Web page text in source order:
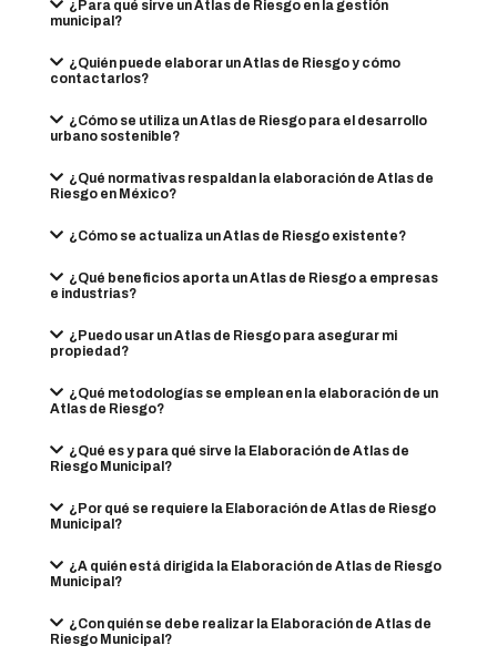
¿Para qué sirve un Atlas de Riesgo en la gestión
municipal?
¿Quién puede elaborar un Atlas de Riesgo y cómo
contactarlos?
¿Cómo se utiliza un Atlas de Riesgo para el desarrollo
urbano sostenible?
¿Qué normativas respaldan la elaboración de Atlas de
Riesgo en México?
¿Cómo se actualiza un Atlas de Riesgo existente?
¿Qué beneficios aporta un Atlas de Riesgo a empresas
e industrias?
¿Puedo usar un Atlas de Riesgo para asegurar mi
propiedad?
¿Qué metodologías se emplean en la elaboración de un
Atlas de Riesgo?
¿Qué es y para qué sirve la Elaboración de Atlas de
Riesgo Municipal?
¿Por qué se requiere la Elaboración de Atlas de Riesgo
Municipal?
¿A quién está dirigida la Elaboración de Atlas de Riesgo
Municipal?
¿Con quién se debe realizar la Elaboración de Atlas de
Riesgo Municipal?